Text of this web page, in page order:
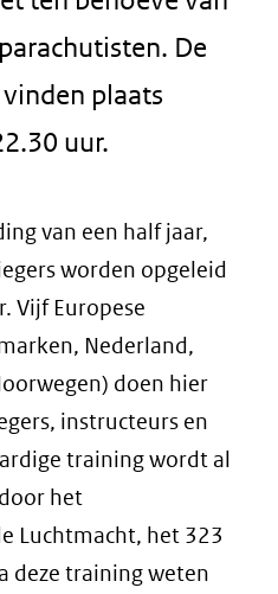
De
plaats
uur.
van een half jaar,
worden opgeleid
Vijf Europese
Nederland,
doen hier
instructeurs en
training wordt al
het
Luchtmacht, het 323
deze training weten